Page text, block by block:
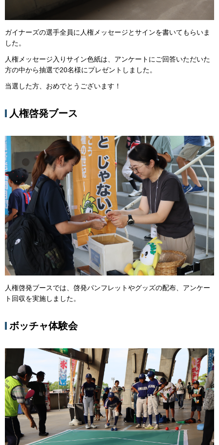
ガイナーズの選手全員に人権メッセージとサインを書いてもらいま
した。
人権メッセージ入りサイン色紙は、アンケートにご回答いただいた
方の中から抽選で20名様にプレゼントしました。
当選した方、おめでとうございます！
人権啓発ブース
人権啓発ブースでは、啓発パンフレットやグッズの配布、アンケー
ト回収を実施しました。
ボッチャ体験会